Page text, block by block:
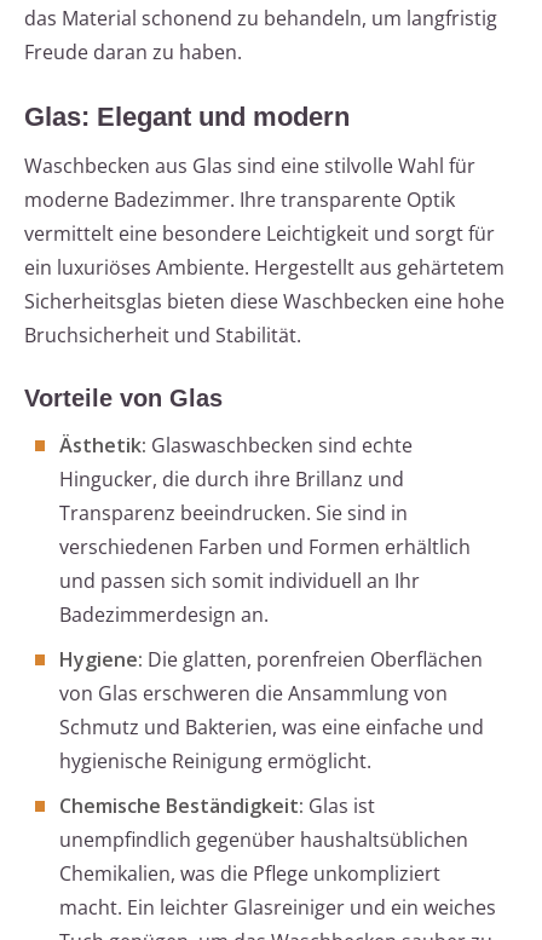
das Material schonend zu behandeln, um langfristig
Freude daran zu haben.
Glas: Elegant und modern
Waschbecken aus Glas sind eine stilvolle Wahl für
moderne Badezimmer. Ihre transparente Optik
vermittelt eine besondere Leichtigkeit und sorgt für
ein luxuriöses Ambiente. Hergestellt aus gehärtetem
Sicherheitsglas bieten diese Waschbecken eine hohe
Bruchsicherheit und Stabilität.
Vorteile von Glas
Ästhetik: Glaswaschbecken sind echte
Hingucker, die durch ihre Brillanz und
Transparenz beeindrucken. Sie sind in
verschiedenen Farben und Formen erhältlich
und passen sich somit individuell an Ihr
Badezimmerdesign an.
Hygiene: Die glatten, porenfreien Oberflächen
von Glas erschweren die Ansammlung von
Schmutz und Bakterien, was eine einfache und
hygienische Reinigung ermöglicht.
Chemische Beständigkeit: Glas ist
unempfindlich gegenüber haushaltsüblichen
Chemikalien, was die Pflege unkompliziert
macht. Ein leichter Glasreiniger und ein weiches